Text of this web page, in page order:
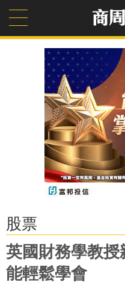
股票
英國財務學教
能輕鬆學會